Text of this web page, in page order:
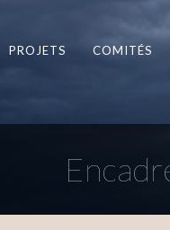
PROJETS COMITÉS